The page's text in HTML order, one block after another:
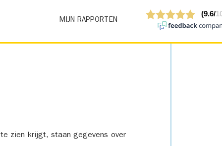
MIJN RAPPORTEN
zien krijgt, staan gegevens over